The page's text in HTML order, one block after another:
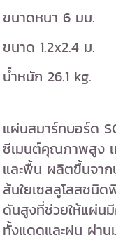
ขนาดหนา 6 มม.
ขนาด 1.2x2.4 ม.
น้ำหนัก 26.1 kg.
แผ่นสมาร์ทบอร์ด
ซีเมนต์คุณภาพสูง เ
และพื้น ผลิตขึ้นจาก
ส้นใยเซลลูโลสชนิด
ดันสูงที่ช่วยให้แผ่น
ทั้งแดดและฝน ผ่าน